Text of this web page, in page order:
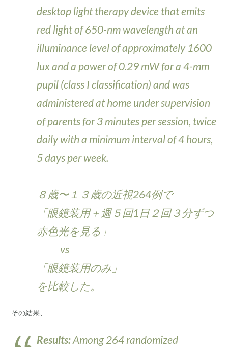
desktop light therapy device that emits
red light of 650-nm wavelength at an
illuminance level of approximately 1600
lux and a power of 0.29 mW for a 4-mm
pupil (class I classification) and was
administered at home under supervision
of parents for 3 minutes per session, twice
daily with a minimum interval of 4 hours,
5 days per week.
８歳〜１３歳の近視264例で
「眼鏡装用＋週５回1日２回３分ずつ
赤色光を見る」
vs
「眼鏡装用のみ」
を比較した。
その結果、
Results:Among 264 randomized